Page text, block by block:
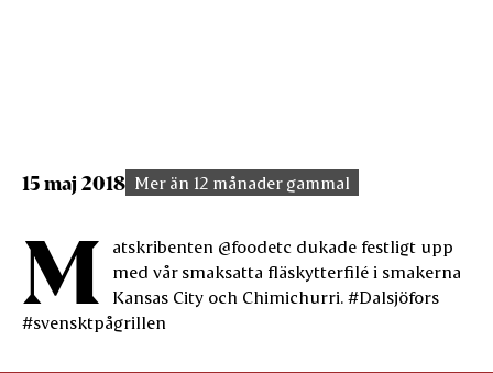
15 maj 2018 Mer än 12 månader gammal
M
atskribenten @foodetc dukade festligt upp
med vår smaksatta fläskytterfilé i smakerna
Kansas City och Chimichurri. #Dalsjöfors
#svensktpågrillen